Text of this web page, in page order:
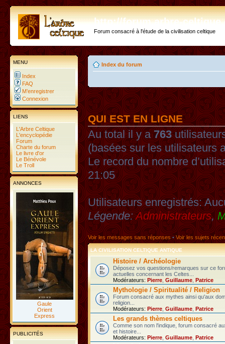
http://forum.arbre-
Forum consacré à l'étude de la civilisation celtique
MENU
Index
FAQ
M’enregistrer
Connexion
LIENS
L'Arbre Celtique
L'encyclopédie
Forum
Charte du forum
Le livre d'or
Le Bénévole
Le Troll
ANNONCES
Gaule
Orient
Express
PUBLICITÉS
Index du forum
QUI EST EN LIGNE
Au total il y a763
(basées sur les utilisateurs
Le record du nombre
21:05
Utilisateurs enregistrés:
Légende:Administrateurs,
Voir les messages sans réponses•Voir les sujets
LA CIVILISATION CELTIQUE ANTIQUE
Histoire / Archéologie
Déposez vos questions/remarques sur ce
actuelles concernant les Celtes...
Modérateurs: Pierre Guillaume Patrice
Mythologie / Spiritualité / Religion
Forum consacré aux mythes ainsi qu'aux
religion...
Modérateurs: Pierre Guillaume Patrice
Les grands thèmes celtiques
Comme son nom l'indique, forum consacré
et histoire...
Modérateurs: Pierre Guillaume Patrice